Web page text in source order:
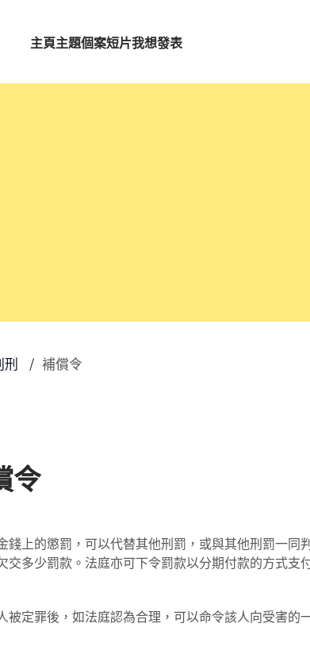
主頁主題個案短片我想發表
刑 補償令
令
錢上的懲罰，可以代替其他刑罰，或與其他刑罰一
交多少罰款。法庭亦可下令罰款以分期付款的方式支
被定罪後，如法庭認為合理，可以命令該人向受害的